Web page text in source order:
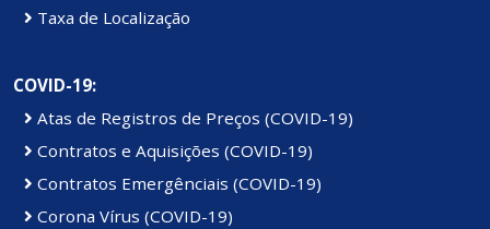
Taxa de Localização
COVID-19:
Atas de Registros de Preços (COVID-19)
Contratos e Aquisições (COVID-19)
Contratos Emergênciais (COVID-19)
Corona Vírus (COVID-19)